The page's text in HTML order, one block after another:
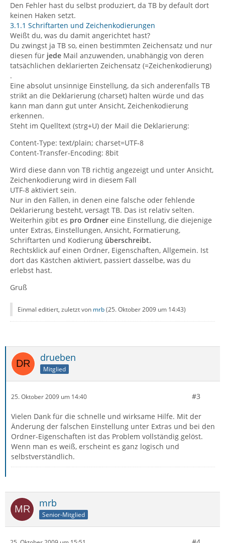
Den Fehler hast du selbst produziert, da TB by default dort
keinen Haken setzt.
3.1.1 Schriftarten und Zeichenkodierungen
Weißt du, was du damit angerichtet hast?
Du zwingst ja TB so, einen bestimmten Zeichensatz und nur
diesen für jede Mail anzuwenden, unabhängig von deren
tatsächlichen deklarierten Zeichensatz (=Zeichenkodierung)
.
Eine absolut unsinnige Einstellung, da sich anderenfalls TB
strikt an die Deklarierung (charset) halten würde und das
kann man dann gut unter Ansicht, Zeichenkodierung
erkennen.
Steht im Quelltext (strg+U) der Mail die Deklarierung:
Content-Type: text/plain; charset=UTF-8
Content-Transfer-Encoding: 8bit
Wird diese dann von TB richtig angezeigt und unter Ansicht,
Zeichenkodierung wird in diesem Fall
UTF-8 aktiviert sein.
Nur in den Fällen, in denen eine falsche oder fehlende
Deklarierung besteht, versagt TB. Das ist relativ selten.
Weiterhin gibt es pro Ordner eine Einstellung, die diejenige
unter Extras, Einstellungen, Ansicht, Formatierung,
Schriftarten und Kodierung überschreibt.
Rechtsklick auf einen Ordner, Eigenschaften, Allgemein. Ist
dort das Kästchen aktiviert, passiert dasselbe, was du
erlebst hast.
Gruß
Einmal editiert, zuletzt von mrb(25. Oktober 2009 um 14:43)
drueben
Mitglied
25. Oktober 2009 um 14:40 #3
Vielen Dank für die schnelle und wirksame Hilfe. Mit der
Änderung der falschen Einstellung unter Extras und bei den
Ordner-Eigenschaften ist das Problem vollständig gelöst.
Wenn man es weiß, erscheint es ganz logisch und
selbstverständlich.
mrb
Senior-Mitglied